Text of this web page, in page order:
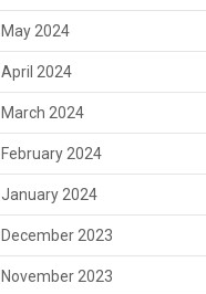
May 2024
April 2024
March 2024
February 2024
January 2024
December 2023
November 2023